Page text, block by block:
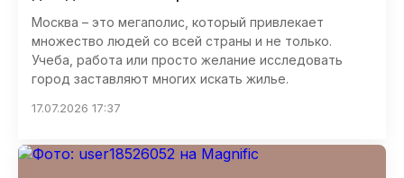
Москва – это мегаполис, который привлекает
множество людей со всей страны и не только.
Учеба, работа или просто желание исследовать
город заставляют многих искать жилье.
17.07.2026 17:37